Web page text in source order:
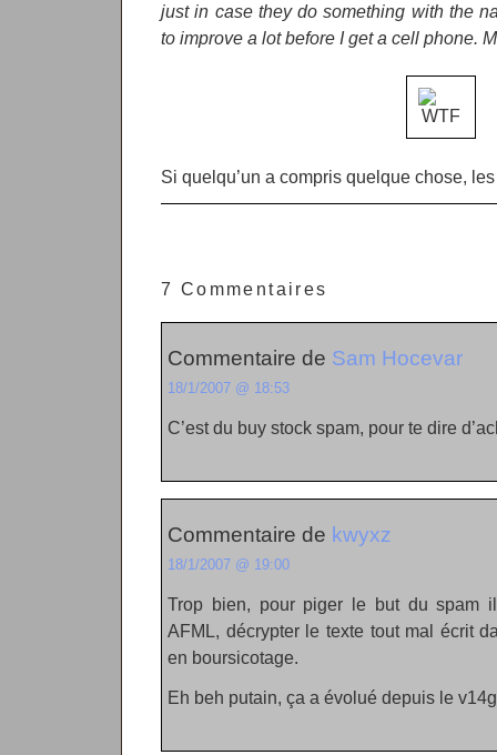
just in case they do something with the
to improve a lot before I get a cell phone.
Si quelqu’un a compris quelque chose,
7 Commentaires
Commentaire de Sam Hocevar
18/1/2007 @ 18:53
C’est du buy stock spam, pour te dire
Commentaire de kwyxz
18/1/2007 @ 19:00
Trop bien, pour piger le but du spam
AFML, décrypter le texte tout mal écrit
en boursicotage.
Eh beh putain, ça a évolué depuis le